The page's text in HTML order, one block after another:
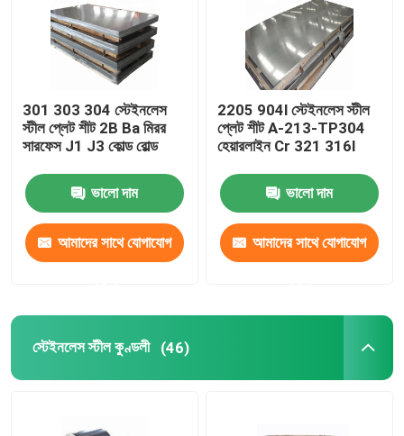
পিপিজিআই ইস্পাত কয়েল
কার্বন ইস্পাত কয়েল
301 303 304 স্টেইনলেস
স্টীল প্লেট শীট 2B Ba মিরর
সারফেস J1 J3 কোল্ড রোল্ড
ভালো দাম
আমাদের সাথে যোগাযোগ
2205 904l স্টেইনলেস স্টীল
প্লেট শীট A-213-TP304
হেয়ারলাইন Cr 321 316l
ভালো দাম
আমাদের সাথে যোগাযোগ
স্টেইনলেস স্টীল কুণ্ডলী (46)